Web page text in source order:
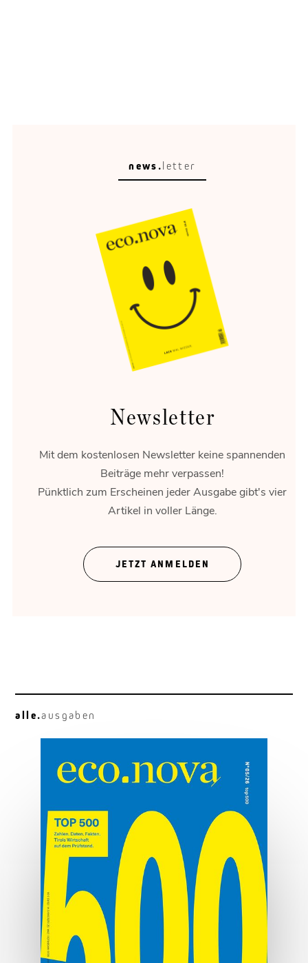
Meisterstück
Der DS N°8 ist das neue französische Flaggschiff.
Der Hyundai Ionic 9 im Praxistest.
Alltagstauglich
MEHR ERFAHREN
news.letter
Newsletter
Mit dem kostenlosen Newsletter keine spannenden
Beiträge mehr verpassen!
Pünktlich zum Erscheinen jeder Ausgabe gibt's vier
Artikel in voller Länge.
JETZT ANMELDEN
alle.ausgaben